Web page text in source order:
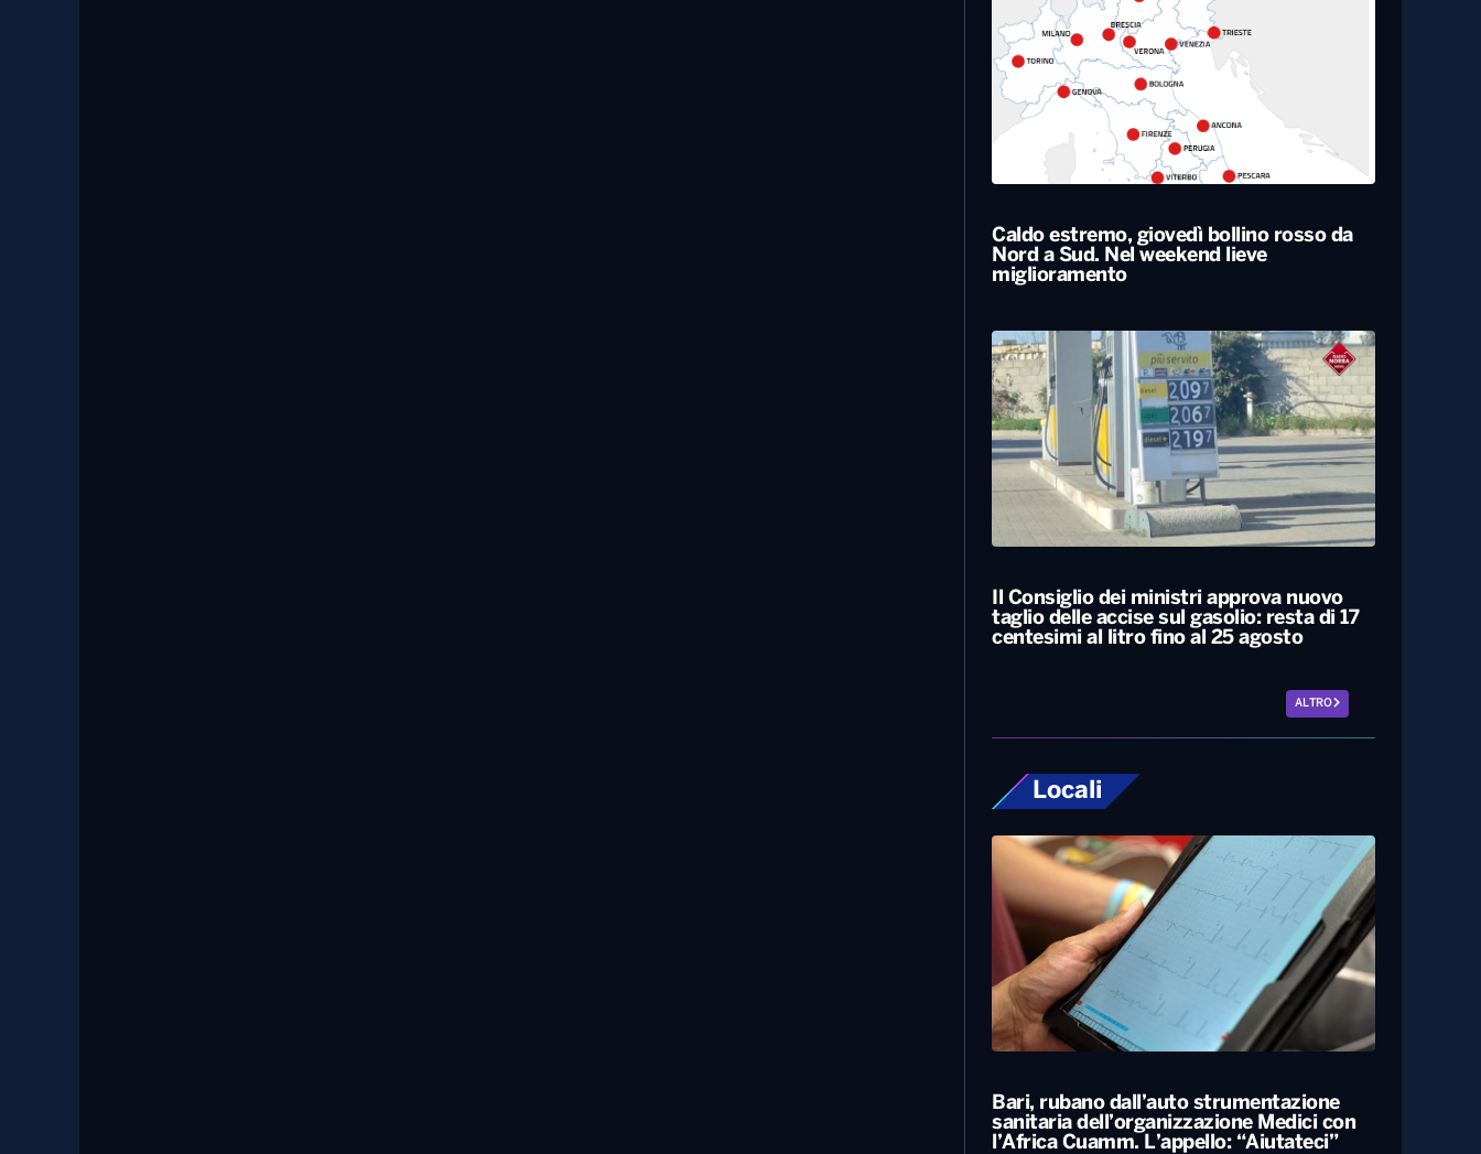
Caldo estremo, giovedì bollino rosso da
Nord a Sud. Nel weekend lieve
miglioramento
Il Consiglio dei ministri approva nuovo
taglio delle accise sul gasolio: resta di 17
centesimi al litro fino al 25 agosto
ALTRO
Locali
Bari, rubano dall’auto strumentazione
sanitaria dell’organizzazione Medici con
l’Africa Cuamm. L’appello: “Aiutateci”